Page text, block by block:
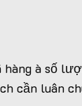
hàng à số
cần luân